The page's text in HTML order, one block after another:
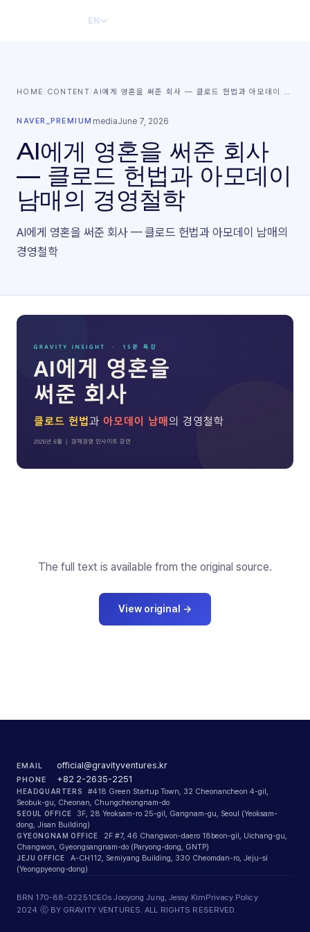
EN
HOME/ CONTENT/AI에게 영혼을 써준 회사 — 클로드 헌법과 아모데이 …
NAVER_PREMIUM mediaJune 7, 2026
AI에게 영혼을 써준 회사
— 클로드 헌법과 아모데이
남매의 경영철학
AI에게 영혼을 써준 회사 — 클로드 헌법과 아모데이 남매의
경영철학
The full text is available from the original source.
View original →
EMAIL official@gravityventures.kr
PHONE +82 2-2635-2251
HEADQUARTERS
#418 Green Startup Town, 32 Cheonancheon 4-gil,
Seobuk-gu, Cheonan, Chungcheongnam-do
SEOUL OFFICE
3F, 28 Yeoksam-ro 25-gil, Gangnam-gu, Seoul (Yeoksam-
dong, Jisan Building)
GYEONGNAM OFFICE
2F #7, 46 Changwon-daero 18beon-gil, Uichang-gu,
Changwon, Gyeongsangnam-do (Paryong-dong, GNTP)
JEJU OFFICE
A-CH112, Semiyang Building, 330 Cheomdan-ro, Jeju-si
(Yeongpyeong-dong)
BRN 170-88-02251CEOs Jooyong Jung, Jessy KimPrivacy Policy
2024 ⓒ BY GRAVITY VENTURES. ALL RIGHTS RESERVED.